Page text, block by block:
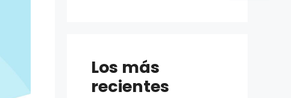
Los más
recientes